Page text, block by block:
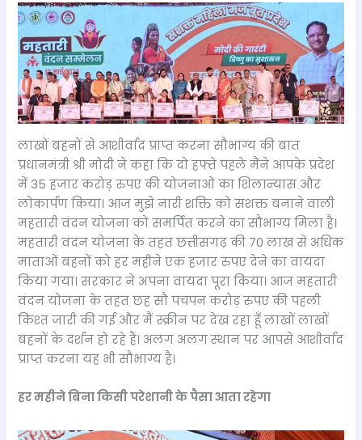
लाखों बहनों से आशीर्वाद प्राप्त करना सौभाग्य की बात
प्रधानमंत्री श्री मोदी ने कहा कि दो हफ्ते पहले मैंने आपके प्रदेश
में 35 हजार करोड़ रुपए की योजनाओं का शिलान्यास और
लोकार्पण किया। आज मुझे नारी शक्ति को सशक्त बनाने वाली
महतारी वंदन योजना को समर्पित करने का सौभाग्य मिला है।
महतारी वंदन योजना के तहत छत्तीसगढ़ की 70 लाख से अधिक
माताओं बहनों को हर महीने एक हजार रुपए देने का वायदा
किया गया। सरकार ने अपना वायदा पूरा किया। आज महतारी
वंदन योजना के तहत छह सौ पचपन करोड़ रुपए की पहली
किश्त जारी की गई और मैं स्क्रीन पर देख रहा हूँ लाखों लाखों
बहनों के दर्शन हो रहे हैं। अलग अलग स्थान पर आपसे आशीर्वाद
प्राप्त करना यह भी सौभाग्य है।
हर महीने बिना किसी परेशानी के पैसा आता रहेगा